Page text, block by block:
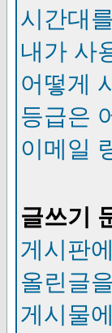
시간대
내가 사
어떻게
등급은
이메일
글쓰기
게시판
올린글
게시물